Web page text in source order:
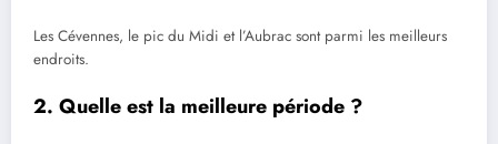
Les Cévennes, le pic du Midi et l’Aubrac sont parmi les meilleurs
endroits.
2. Quelle est la meilleure période ?